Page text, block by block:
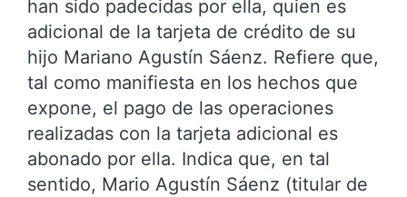
han sido padecidas por ella, quien es
adicional de la tarjeta de crédito de su
hijo Mariano Agustín Sáenz. Refiere que,
tal como manifiesta en los hechos que
expone, el pago de las operaciones
realizadas con la tarjeta adicional es
abonado por ella. Indica que, en tal
sentido, Mario Agustín Sáenz (titular de